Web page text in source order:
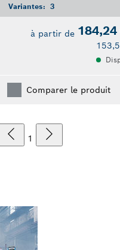
Variantes: 3
à partir de 184,24
Comparer le produit
1